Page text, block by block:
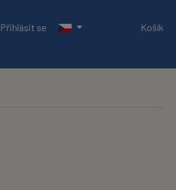
Přihlásit se
Košík